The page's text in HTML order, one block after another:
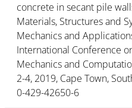
concrete in secant pile
Materials, Structures and
Mechanics and
International Conference
Mechanics and
2-4, 2019, Cape Town,
0-429-42650-6